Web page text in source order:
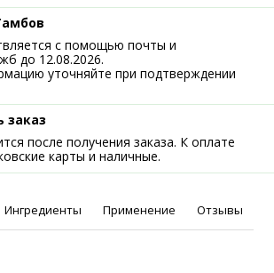
с помощью почты и
до 12.08.2026.
уточняйте при подтверждении
заказ
после получения заказа. К оплате
карты и наличные.
Ингредиенты Применение Отзывы